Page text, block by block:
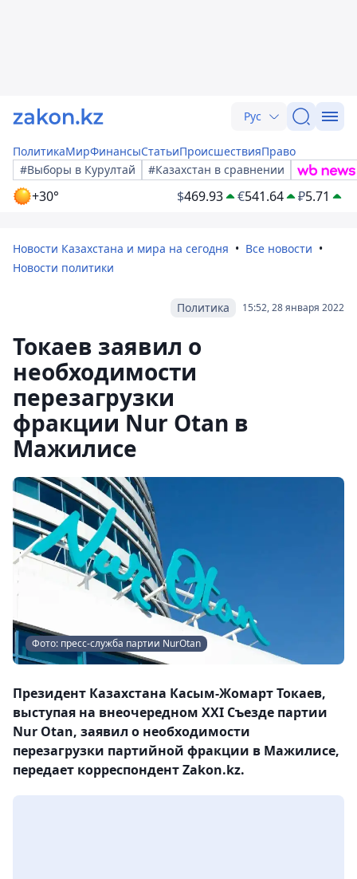
Рус
ПолитикаМирФинансыСтатьиПроисшествияПраво
#Выборы в Курултай
#Казахстан в сравнении
+30° $469.93 €541.64 ₽5.71
Новости Казахстана и мира на сегодня
Все новости
Новости политики
15:52, 28 января 2022
Политика
Токаев заявил о
необходимости
перезагрузки
фракции Nur Otan в
Мажилисе
Фото: пресс-служба партии NurOtan
Президент Казахстана Касым-Жомарт Токаев,
выступая на внеочередном XXI Съезде партии
Nur Otan, заявил о необходимости
перезагрузки партийной фракции в Мажилисе,
передает корреспондент Zakon.kz.